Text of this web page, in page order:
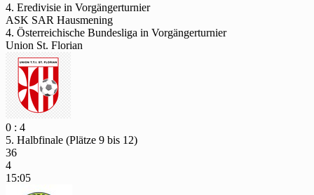
4. Eredivisie in Vorgängerturnier
ASK SAR Hausmening
4. Österreichische Bundesliga in Vorgängerturnier
Union St. Florian
0 : 4
5. Halbfinale (Plätze 9 bis 12)
36
4
15:05